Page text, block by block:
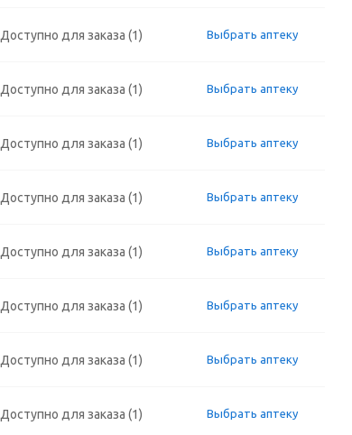
Доступно для заказа (1) Выбрать аптеку
Доступно для заказа (1) Выбрать аптеку
Доступно для заказа (1) Выбрать аптеку
Доступно для заказа (1) Выбрать аптеку
Доступно для заказа (1) Выбрать аптеку
Доступно для заказа (1) Выбрать аптеку
Доступно для заказа (1) Выбрать аптеку
Доступно для заказа (1) Выбрать аптеку